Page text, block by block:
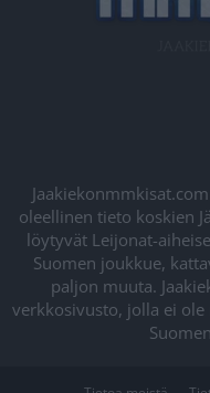
oleellinen tieto koskien
löytyvät Leijonat-
Suomen joukkue,
paljon muuta.
verkkosivusto, jolla ei ole